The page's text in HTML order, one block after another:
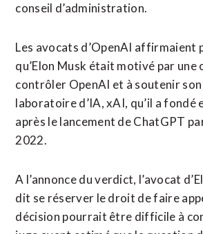
conseil d’administration.
Les avocats d’OpenAI affirmaient
qu’Elon Musk était motivé par une
contrôler OpenAI et à soutenir
laboratoire d’IA, xAI, qu’il a fondé
après le lancement de ChatGPT
2022.
A l’annonce du verdict, l’avocat
dit se réserver le droit de faire
décision pourrait être difficile à